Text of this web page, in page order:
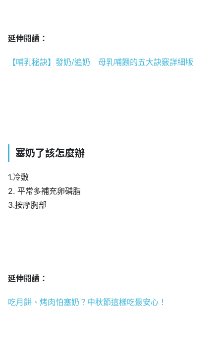
延伸閱讀：
【哺乳秘訣】發奶/追奶 母乳哺餵的五大訣竅詳細版
塞奶了該怎麼辦
1.冷敷
2. 平常多補充卵磷脂
3.按摩胸部
延伸閱讀：
吃月餅、烤肉怕塞奶？中秋節這樣吃最安心！